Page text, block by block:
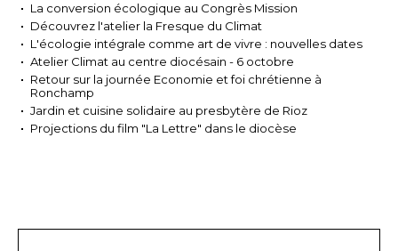
La conversion écologique au Congrès Mission
Découvrez l'atelier la Fresque du Climat
L'écologie intégrale comme art de vivre : nouvelles dates
Atelier Climat au centre diocésain - 6 octobre
Retour sur la journée Economie et foi chrétienne à
Ronchamp
Jardin et cuisine solidaire au presbytère de Rioz
Projections du film "La Lettre" dans le diocèse